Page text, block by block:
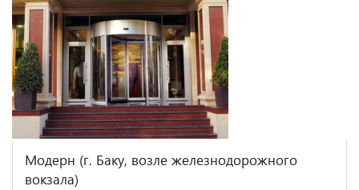
Модерн (г. Баку, возле железнодорожного
вокзала)